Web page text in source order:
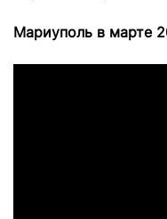
Мариуполь в марте